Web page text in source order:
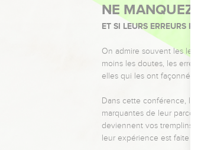
NE MANQUEZ
ET SI LEURS ERREURS
On admire souvent les
moins les doutes, les
elles qui les ont façonnés.
Dans cette conférence,
marquantes de leur
deviennent vos
leur expérience est faite